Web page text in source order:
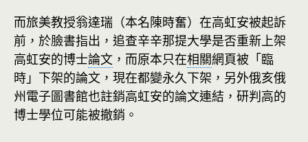
而旅美教授翁達瑞（本名陳時奮）在高虹安被起訴
前，於臉書指出，追查辛辛那提大學是否重新上架
高虹安的博士論文 ，而原本只在相關網頁被「臨
時」下架的論文，現在都變永久下架，另外俄亥俄
州電子圖書館也註銷高虹安的論文連結，研判高的
博士學位可能被撤銷。